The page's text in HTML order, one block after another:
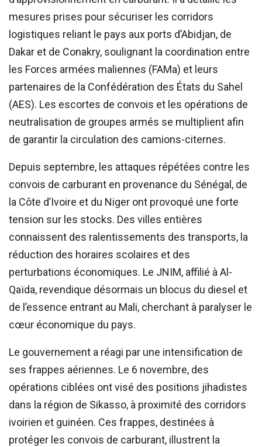
mesures prises pour sécuriser les corridors
logistiques reliant le pays aux ports d’Abidjan, de
Dakar et de Conakry, soulignant la coordination entre
les Forces armées maliennes (FAMa) et leurs
partenaires de la Confédération des États du Sahel
(AES). Les escortes de convois et les opérations de
neutralisation de groupes armés se multiplient afin
de garantir la circulation des camions-citernes.
Depuis septembre, les attaques répétées contre les
convois de carburant en provenance du Sénégal, de
la Côte d’Ivoire et du Niger ont provoqué une forte
tension sur les stocks. Des villes entières
connaissent des ralentissements des transports, la
réduction des horaires scolaires et des
perturbations économiques. Le JNIM, affilié à Al-
Qaïda, revendique désormais un blocus du diesel et
de l’essence entrant au Mali, cherchant à paralyser le
cœur économique du pays.
Le gouvernement a réagi par une intensification de
ses frappes aériennes. Le 6 novembre, des
opérations ciblées ont visé des positions jihadistes
dans la région de Sikasso, à proximité des corridors
ivoirien et guinéen. Ces frappes, destinées à
protéger les convois de carburant, illustrent la